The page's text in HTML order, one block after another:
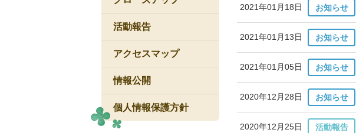
2021年01月18日 お知らせ
2021年01月13日 お知らせ
2021年01月05日 お知らせ
2020年12月28日 お知らせ
2020年12月25日 活動報告
活動報告
アクセスマップ
情報公開
個人情報保護方針